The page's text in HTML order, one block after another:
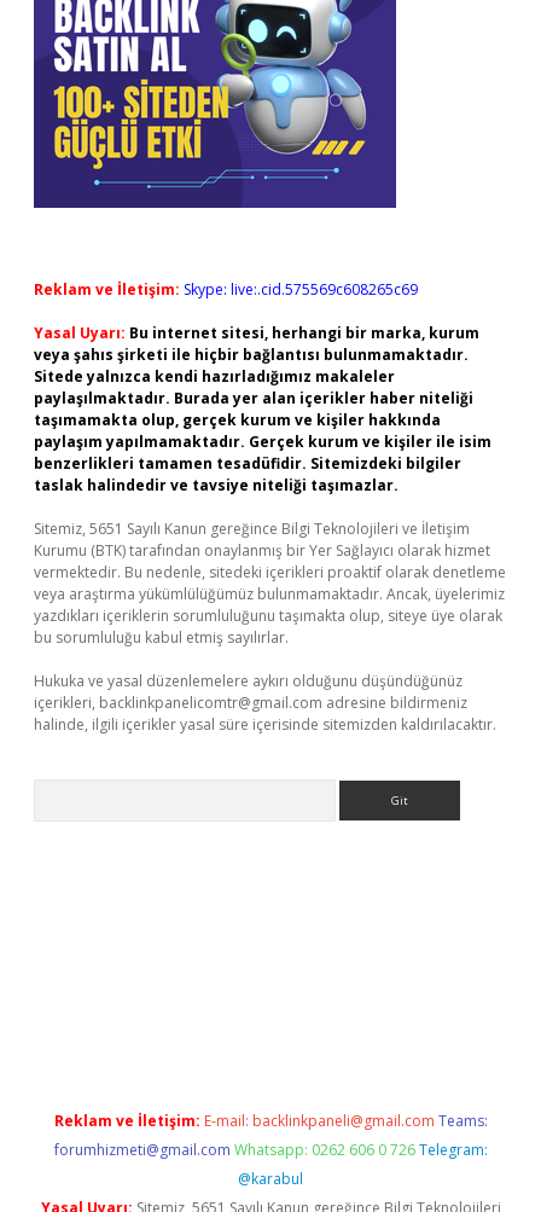
Reklam ve İletişim: Skype: live:.cid.575569c608265c69
Yasal Uyarı: Bu internet sitesi, herhangi bir marka, kurum
veya şahıs şirketi ile hiçbir bağlantısı bulunmamaktadır.
Sitede yalnızca kendi hazırladığımız makaleler
paylaşılmaktadır. Burada yer alan içerikler haber niteliği
taşımamakta olup, gerçek kurum ve kişiler hakkında
paylaşım yapılmamaktadır. Gerçek kurum ve kişiler ile isim
benzerlikleri tamamen tesadüfidir. Sitemizdeki bilgiler
taslak halindedir ve tavsiye niteliği taşımazlar.
Sitemiz, 5651 Sayılı Kanun gereğince Bilgi Teknolojileri ve İletişim
Kurumu (BTK) tarafından onaylanmış bir Yer Sağlayıcı olarak hizmet
vermektedir. Bu nedenle, sitedeki içerikleri proaktif olarak denetleme
veya araştırma yükümlülüğümüz bulunmamaktadır. Ancak, üyelerimiz
yazdıkları içeriklerin sorumluluğunu taşımakta olup, siteye üye olarak
bu sorumluluğu kabul etmiş sayılırlar.
Hukuka ve yasal düzenlemelere aykırı olduğunu düşündüğünüz
içerikleri, backlinkpanelicomtr@gmail.com adresine bildirmeniz
halinde, ilgili içerikler yasal süre içerisinde sitemizden kaldırılacaktır.
Reklam ve İletişim: E-mail: backlinkpaneli@gmail.com Teams:
forumhizmeti@gmail.com Whatsapp: 0262 606 0 726 Telegram:
@karabul
Yasal Uyarı: Sitemiz, 5651 Sayılı Kanun gereğince Bilgi Teknolojileri